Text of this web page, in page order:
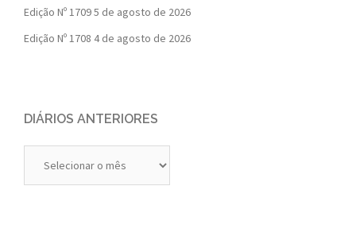
Edição Nº 17095 de agosto de 2026
Edição Nº 1708 4 de agosto de 2026
DIÁRIOS ANTERIORES
Anteriores